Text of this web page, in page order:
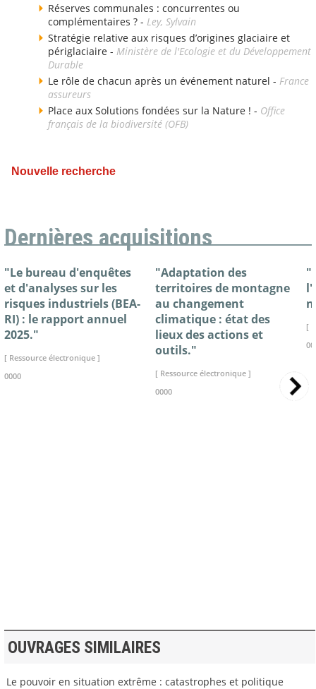
Réserves communales : concurrentes ou
complémentaires ? - Ley, Sylvain
Stratégie relative aux risques d’origines glaciaire et
périglaciaire - Ministère de l'Ecologie et du Développement
Durable
Le rôle de chacun après un événement naturel - France
assureurs
Place aux Solutions fondées sur la Nature ! - Office
français de la biodiversité (OFB)
Nouvelle recherche
Dernières acquisitions
"Le bureau d'enquêtes
et d'analyses sur les
risques industriels (BEA-
RI) : le rapport annuel
2025."
[ Ressource électronique ]
0000
"Adaptation des
territoires de montagne
au changement
climatique : état des
lieux des actions et
outils."
[ Ressource électronique ]
0000
[
OUVRAGES SIMILAIRES
Le pouvoir en situation extrême : catastrophes et politique